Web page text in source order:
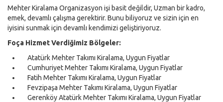
Mehter Kiralama Organizasyon işi basit değildir, Uzman bir kadro,
emek, devamlı çalışma gerektirir. Bunu biliyoruz ve sizin için en
iyisini sunmak için devamlı kendimizi geliştiriyoruz.
Foça Hizmet Verdiğimiz Bölgeler:
Atatürk Mehter Takımı Kiralama, Uygun Fiyatlar
Cumhuriyet Mehter Takımı Kiralama, Uygun Fiyatlar
Fatih Mehter Takımı Kiralama, Uygun Fiyatlar
Fevzipaşa Mehter Takımı Kiralama, Uygun Fiyatlar
Gerenköy Atatürk Mehter Takımı Kiralama, Uygun Fiyatlar